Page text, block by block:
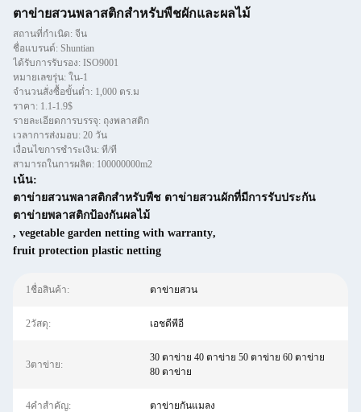
ตาข่ายสวนพลาสติกสำหรับพืชผักและผลไม้
สถานที่กำเนิด: จีน
ชื่อแบรนด์: Shuntian
ได้รับการรับรอง: ISO9001
หมายเลขรุ่น: ใน-1
จำนวนสั่งซื้อขั้นต่ำ: 1,000 ตร.ม
ราคา: 1.1-1.9$
รายละเอียดการบรรจุ: ถุงพลาสติก
เวลาการส่งมอบ: 20 วัน
เงื่อนไขการชำระเงิน: ที/ที
สามารถในการผลิต: 100000000m2
เน้น:
ตาข่ายสวนพลาสติกสำหรับพืช ตาข่ายสวนผักที่มีการรับประกัน
ตาข่ายพลาสติกป้องกันผลไม้
, vegetable garden netting with warranty,
fruit protection plastic netting
1ชื่อสินค้า: ตาข่ายสวน
2วัสดุ: เอชดีพีอี
3ตาข่าย:
30 ตาข่าย 40 ตาข่าย 50 ตาข่าย 60 ตาข่าย
80 ตาข่าย
4คำสำคัญ: ตาข่ายกันแมลง